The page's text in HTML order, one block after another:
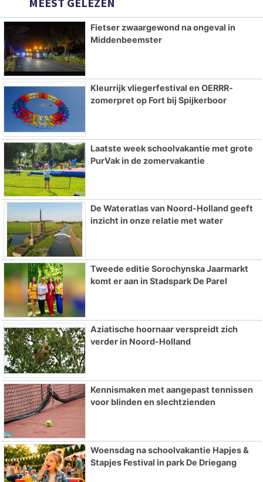
Fietser zwaargewond na ongeval in
Middenbeemster
Kleurrijk vliegerfestival en OERRR-
zomerpret op Fort bij Spijkerboor
Laatste week schoolvakantie met grote
PurVak in de zomervakantie
De Wateratlas van Noord-Holland geeft
inzicht in onze relatie met water
Tweede editie Sorochynska Jaarmarkt
komt er aan in Stadspark De Parel
Aziatische hoornaar verspreidt zich
verder in Noord-Holland
Kennismaken met aangepast tennissen
voor blinden en slechtzienden
Woensdag na schoolvakantie Hapjes &
Stapjes Festival in park De Driegang